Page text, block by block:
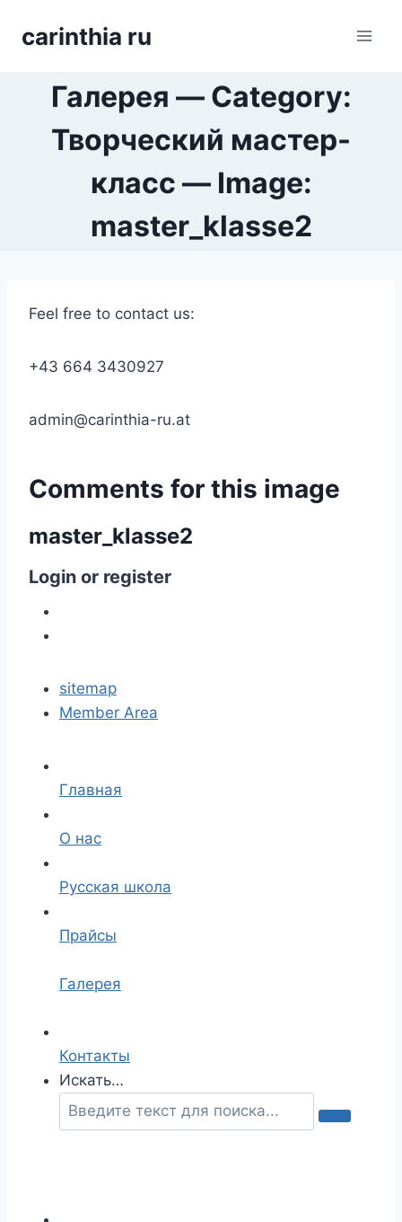
carinthia ru
Галерея — Category:
Творческий мастер-
класс — Image:
master_klasse2
Feel free to contact us:
+43 664 3430927
admin@carinthia-ru.at
Comments for this image
master_klasse2
Login or register
sitemap
Member Area
Главная
О нас
Русская школа
Прайсы
Галерея
Контакты
Искать…